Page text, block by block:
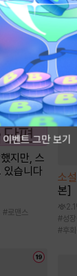
지만, 스
있습니다
#로맨스
소설
본]
2.1
#성
#후회
이벤트 그만 보기